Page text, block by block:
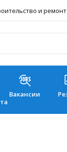
и ремонт
Вакансии